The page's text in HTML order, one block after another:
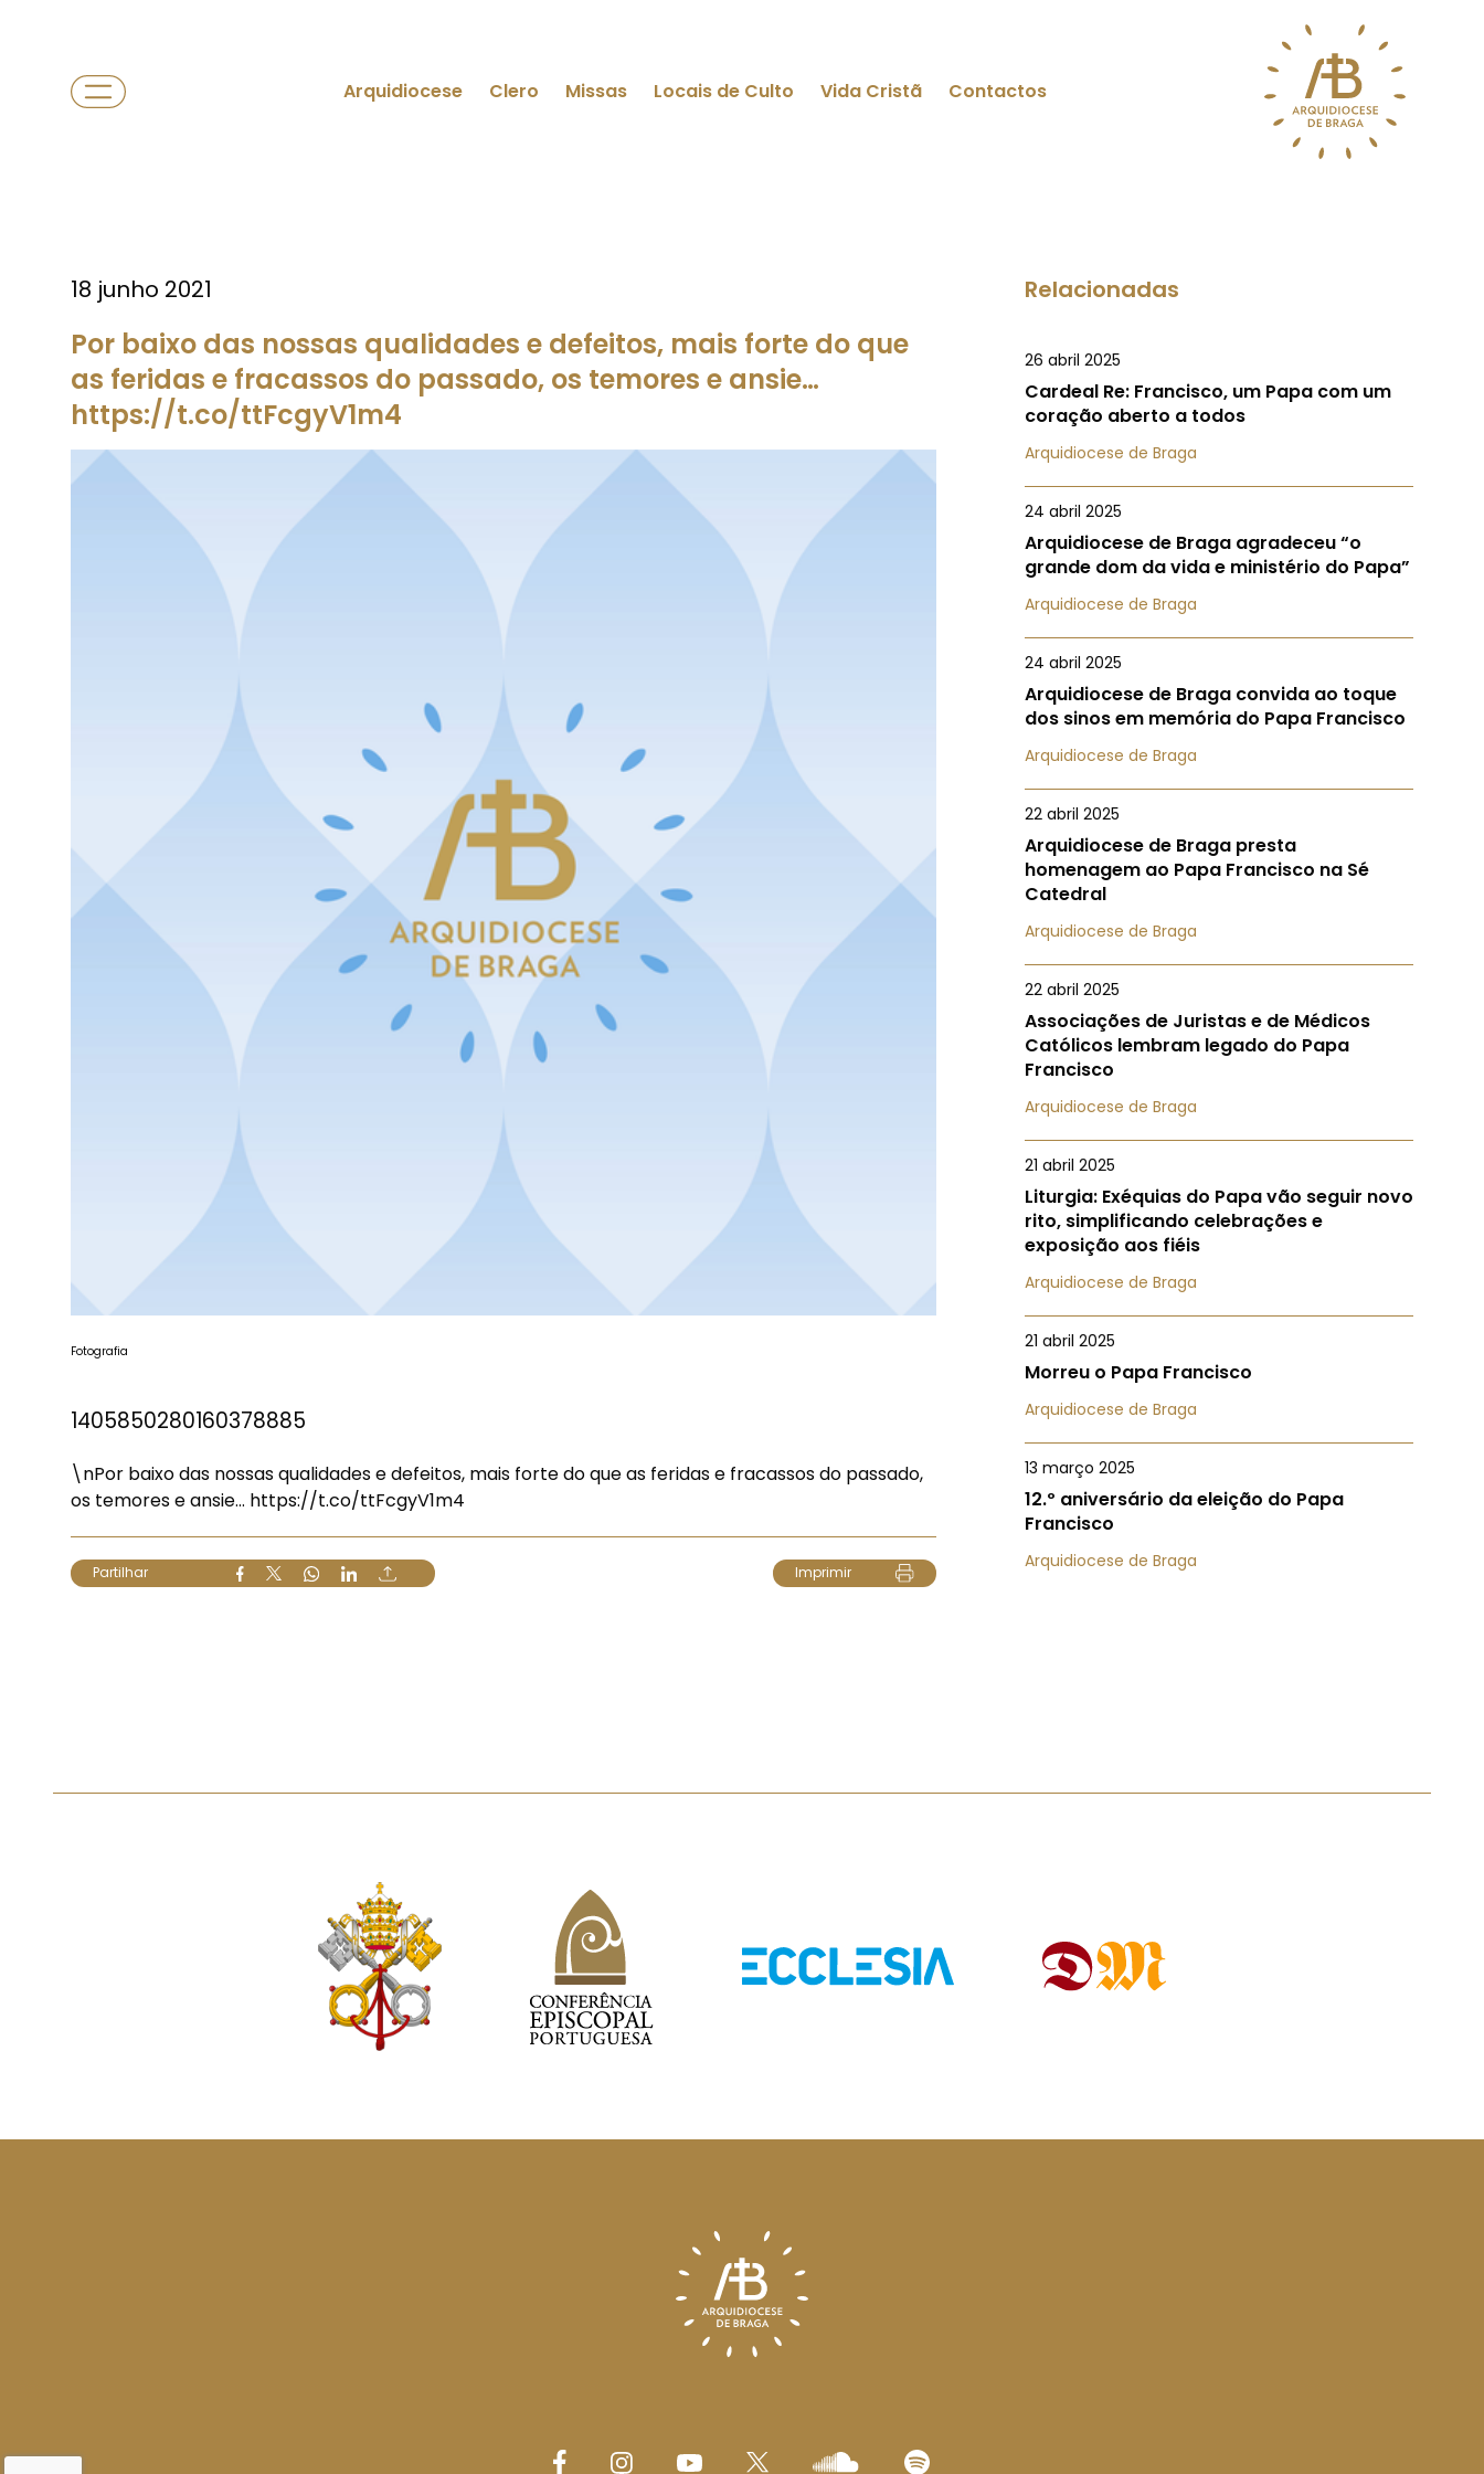
Arquidiocese Clero Missas Locais de Culto Vida Cristã Contactos
18 junho 2021
Por baixo das nossas qualidades e defeitos, mais forte do que
as feridas e fracassos do passado, os temores e ansie…
https://t.co/ttFcgyV1m4
Fotografia
1405850280160378885
\nPor baixo das nossas qualidades e defeitos, mais forte do que as feridas e fracassos do passado,
os temores e ansie… https://t.co/ttFcgyV1m4
Partilhar Imprimir
Relacionadas
26 abril 2025
Cardeal Re: Francisco, um Papa com um
coração aberto a todos
Arquidiocese de Braga
24 abril 2025
Arquidiocese de Braga agradeceu “o
grande dom da vida e ministério do Papa”
Arquidiocese de Braga
24 abril 2025
Arquidiocese de Braga convida ao toque
dos sinos em memória do Papa Francisco
Arquidiocese de Braga
22 abril 2025
Arquidiocese de Braga presta
homenagem ao Papa Francisco na Sé
Catedral
Arquidiocese de Braga
22 abril 2025
Associações de Juristas e de Médicos
Católicos lembram legado do Papa
Francisco
Arquidiocese de Braga
21 abril 2025
Liturgia: Exéquias do Papa vão seguir novo
rito, simplificando celebrações e
exposição aos fiéis
Arquidiocese de Braga
21 abril 2025
Morreu o Papa Francisco
Arquidiocese de Braga
13 março 2025
12.º aniversário da eleição do Papa
Francisco
Arquidiocese de Braga